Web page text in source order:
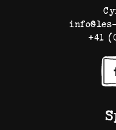
+41